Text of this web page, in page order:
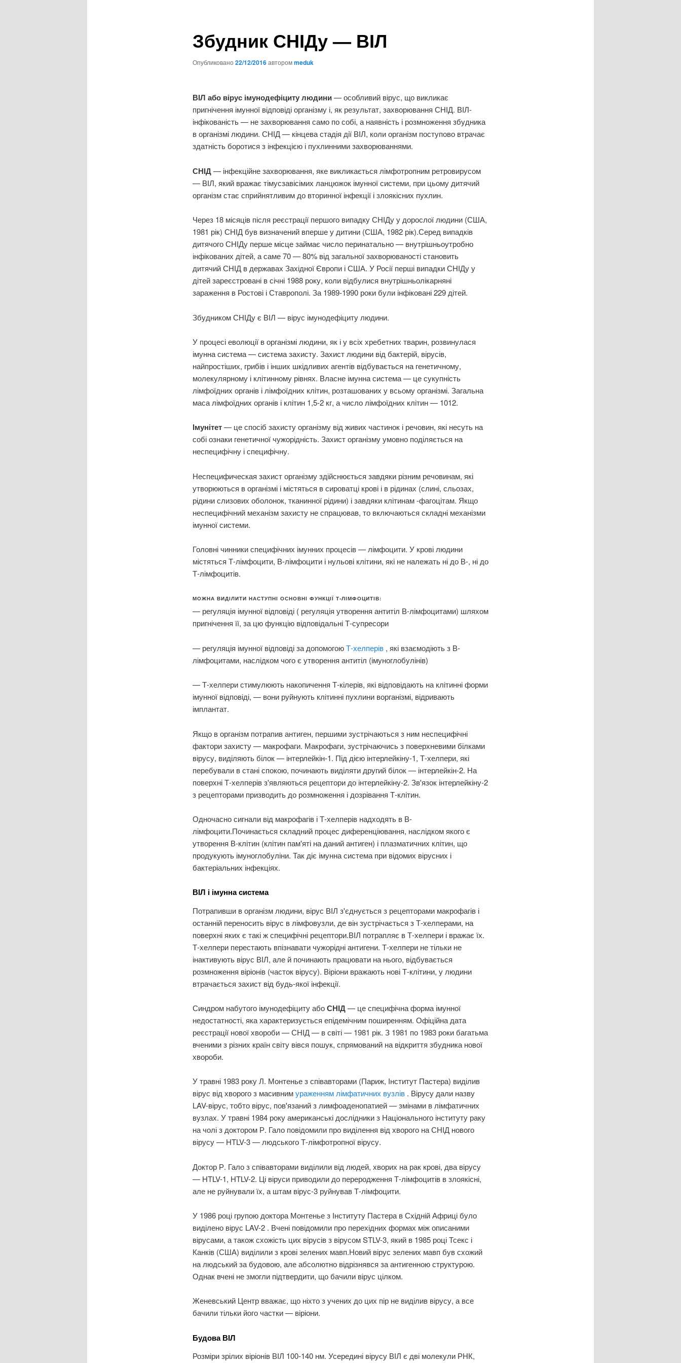
Збудник СНІДу — ВІЛ
Опубликовано 22/12/2016авторомmeduk
ВІЛ або вірус імунодефіциту людини— особливий вірус, що викликає
пригнічення імунної відповіді організму і, як результат, захворювання СНІД. ВІЛ-
інфікованість — не захворювання само по собі, а наявність і розмноження збудника
в організмі людини. СНІД — кінцева стадія дії ВІЛ, коли організм поступово втрачає
здатність боротися з інфекцією і пухлинними захворюваннями.
СНІД— інфекційне захворювання, яке викликається лімфотропним ретровирусом
— ВІЛ, який вражає тімусзавісімих ланцюжок імунної системи, при цьому дитячий
організм стає сприйнятливим до вторинної інфекції і злоякісних пухлин.
Через 18 місяців після реєстрації першого випадку СНІДу у дорослої людини (США,
1981 рік) СНІД був визначений вперше у дитини (США, 1982 рік).Серед випадків
дитячого СНІДу перше місце займає число перинатально — внутрішньоутробно
інфікованих дітей, а саме 70 — 80% від загальної захворюваності становить
дитячий СНІД в державах Західної Європи і США. У Росії перші випадки СНІДу у
дітей зареєстровані в січні 1988 року, коли відбулися внутрішньолікарняні
зараження в Ростові і Ставрополі. За 1989-1990 роки були інфіковані 229 дітей.
Збудником СНІДу є ВІЛ — вірус імунодефіциту людини.
У процесі еволюції в організмі людини, як і у всіх хребетних тварин, розвинулася
імунна система — система захисту. Захист людини від бактерій, вірусів,
найпростіших, грибів і інших шкідливих агентів відбувається на генетичному,
молекулярному і клітинному рівнях. Власне імунна система — це сукупність
лімфоїдних органів і лімфоїдних клітин, розташованих у всьому організмі. Загальна
маса лімфоїдних органів і клітин 1,5-2 кг, а число лімфоїдних клітин — 1012.
Імунітет— це спосіб захисту організму від живих частинок і речовин, які несуть на
собі ознаки генетичної чужорідність. Захист організму умовно поділяється на
неспецифічну і специфічну.
Неспецифическая захист організму здійснюється завдяки різним речовинам, які
утворюються в організмі і містяться в сироватці крові і в рідинах (слині, сльозах,
рідини слизових оболонок, тканинної рідини) і завдяки клітинам -фагоцітам. Якщо
неспецифічний механізм захисту не спрацював, то включаються складні механізми
імунної системи.
Головні чинники специфічних імунних процесів — лімфоцити. У крові людини
містяться Т-лімфоцити, В-лімфоцити і нульові клітини, які не належать ні до В-, ні до
Т-лімфоцитів.
МОЖНА ВИДІЛИТИ НАСТУПНІ ОСНОВНІ ФУНКЦІЇ Т-ЛІМФОЦИТІВ:
— регуляція імунної відповіді ( регуляція утворення антитіл В-лімфоцитами) шляхом
пригнічення її, за цю функцію відповідальні Т-супресори
— регуляція імунної відповіді за допомогоюТ-хелперів , які взаємодіють з В-
лімфоцитами, наслідком чого є утворення антитіл (імуноглобулінів)
— Т-хелпери стимулюють накопичення Т-кілерів, які відповідають на клітинні форми
імунної відповіді, — вони руйнують клітинні пухлини ворганізмі, відривають
імплантат.
Якщо в організм потрапив антиген, першими зустрічаються з ним неспецифічні
фактори захисту — макрофаги. Макрофаги, зустрічаючись з поверхневими білками
вірусу, виділяють білок — інтерлейкін-1. Під дією інтерлейкіну-1, Т-хелпери, які
перебували в стані спокою, починають виділяти другий білок — інтерлейкін-2. На
поверхні Т-хелперів з'являються рецептори до інтерлейкіну-2. Зв'язок інтерлейкіну-2
з рецепторами призводить до розмноження і дозрівання Т-клітин.
Одночасно сигнали від макрофагів і Т-хелперів надходять в В-
лімфоцити.Починається складний процес диференціювання, наслідком якого є
утворення В-клітин (клітин пам'яті на даний антиген) і плазматичних клітин, що
продукують імуноглобуліни. Так діє імунна система при відомих вірусних і
бактеріальних інфекціях.
ВІЛ і імунна система
Потрапивши в організм людини, вірус ВІЛ з'єднується з рецепторами макрофагів і
останній переносить вірус в лімфовузли, де він зустрічається з Т-хелперами, на
поверхні яких є такі ж специфічні рецептори.ВІЛ потрапляє в Т-хелпери і вражає їх.
Т-хелпери перестають впізнавати чужорідні антигени. Т-хелпери не тільки не
інактивують вірус ВІЛ, але й починають працювати на нього, відбувається
розмноження віріонів (часток вірусу). Віріони вражають нові Т-клітини, у людини
втрачається захист від будь-якої інфекції.
Синдром набутого імунодефіцитуабоСНІД— це специфічна форма імунної
недостатності, яка характеризується епідемічним поширенням. Офіційна дата
реєстрації нової хвороби — СНІД — в світі — 1981 рік. З 1981 по 1983 роки багатьма
вченими з різних країн світу вівся пошук, спрямований на відкриття збудника нової
хвороби.
У травні 1983 року Л. Монтенье з співавторами (Париж, Інститут Пастера) виділив
вірус від хворого з масивнимураженням лімфатичних вузлів . Вірусу дали назву
LAV-вірус, тобто вірус, пов'язаний з лимфоаденопатией — змінами в лімфатичних
вузлах. У травні 1984 року американські дослідники з Національного інституту раку
на чолі з доктором Р. Гало повідомили про виділення від хворого на СНІД нового
вірусу — HTLV-3 — людського Т-лімфотропної вірусу.
Доктор Р. Гало з співавторами виділили від людей, хворих на рак крові, два вірусу
— HTLV-1, HTLV-2. Ці віруси приводили до переродження Т-лімфоцитів в злоякісні,
але не руйнували їх, а штам вірус-3 руйнував Т-лімфоцити.
У 1986 році групою доктора Монтенье з Інституту Пастера в Східній Африці було
виділено вірус LAV-2 . Вчені повідомили про перехідних формах між описаними
вірусами, а також схожість цих вірусів з вірусом STLV-3, який в 1985 році Тсекс і
Канків (США) виділили з крові зелених мавп.Новий вірус зелених мавп був схожий
на людський за будовою, але абсолютно відрізнявся за антигенною структурою.
Однак вчені не змогли підтвердити, що бачили вірус цілком.
Женевський Центр вважає, що ніхто з учених до цих пір не виділив вірусу, а все
бачили тільки його частки — віріони.
Будова ВІЛ
Розміри зрілих віріонів ВІЛ 100-140 нм. Усередині вірусу ВІЛ є дві молекули РНК,